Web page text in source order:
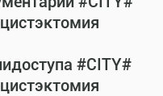
#CITY#